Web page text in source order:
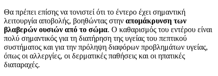
Θα πρέπει επίσης να τονιστεί ότι το έντερο έχει σημαντική
λειτουργία αποβολής, βοηθώντας στην απομάκρυνση των
βλαβερών ουσιών από το σώμα. Ο καθαρισμός του εντέρου είναι
πολύ σημαντικός για τη διατήρηση της υγείας του πεπτικού
συστήματος και για την πρόληψη διαφόρων προβλημάτων υγείας,
όπως οι αλλεργίες, οι δερματικές παθήσεις και οι ηπατικές
διαταραχές.